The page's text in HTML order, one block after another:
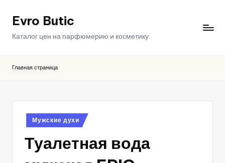
ПерейтиEvro Butic
Каталог цен на парфюмерию и косметику.
Главная страница
Опубликовано
в
Мужские духи
Туалетная вода